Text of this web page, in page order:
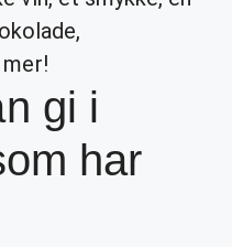
gi i
har